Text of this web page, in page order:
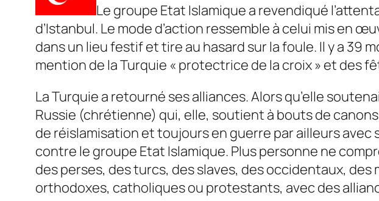
Le groupe Etat Islamique a revendiqué
d’Istanbul. Le mode d’action ressemble à celui mis en
dans un lieu festif et tire au hasard sur la foule. Il y a
mention de la Turquie « protectrice de la croix » et des
La Turquie a retourné ses alliances. Alors qu’elle
Russie (chrétienne) qui, elle, soutient à bouts de
de réislamisation et toujours en guerre par ailleurs
contre le groupe Etat Islamique. Plus personne ne
des perses, des turcs, des slaves, des occidentaux,
orthodoxes, catholiques ou protestants, avec des